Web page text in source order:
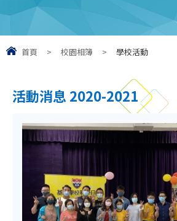
首頁 > 校園相簿 > 學校活動
活動消息 2020-2021